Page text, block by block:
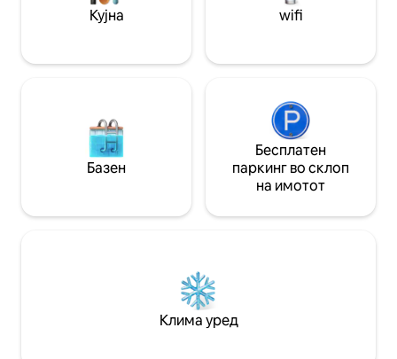
Кујна wifi
Базен
Бесплатен
паркинг во склоп
на имотот
Клима уред